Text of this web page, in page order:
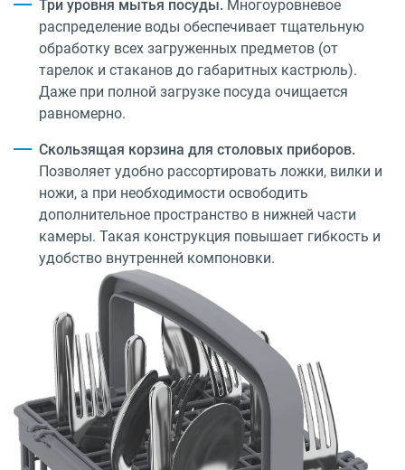
Три уровня мытья посуды. Многоуровневое
распределение воды обеспечивает тщательную
обработку всех загруженных предметов (от
тарелок и стаканов до габаритных кастрюль).
Даже при полной загрузке посуда очищается
равномерно.
Скользящая корзина для столовых приборов.
Позволяет удобно рассортировать ложки, вилки и
ножи, а при необходимости освободить
дополнительное пространство в нижней части
камеры. Такая конструкция повышает гибкость и
удобство внутренней компоновки.